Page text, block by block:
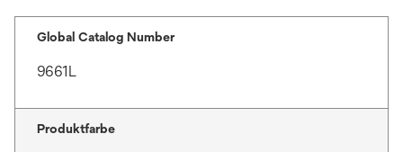
Global Catalog Number
9661L
Produktfarbe